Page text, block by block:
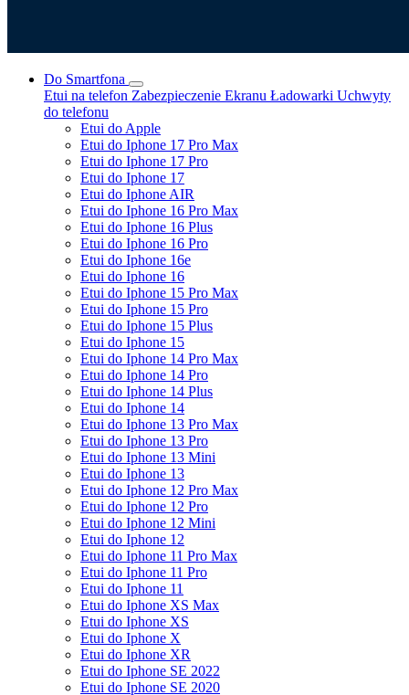
Do Smartfona
Etui na telefon Zabezpieczenie Ekranu Ładowarki Uchwyty
do telefonu
Etui do Apple
Etui do Iphone 17 Pro Max
Etui do Iphone 17 Pro
Etui do Iphone 17
Etui do Iphone AIR
Etui do Iphone 16 Pro Max
Etui do Iphone 16 Plus
Etui do Iphone 16 Pro
Etui do Iphone 16e
Etui do Iphone 16
Etui do Iphone 15 Pro Max
Etui do Iphone 15 Pro
Etui do Iphone 15 Plus
Etui do Iphone 15
Etui do Iphone 14 Pro Max
Etui do Iphone 14 Pro
Etui do Iphone 14 Plus
Etui do Iphone 14
Etui do Iphone 13 Pro Max
Etui do Iphone 13 Pro
Etui do Iphone 13 Mini
Etui do Iphone 13
Etui do Iphone 12 Pro Max
Etui do Iphone 12 Pro
Etui do Iphone 12 Mini
Etui do Iphone 12
Etui do Iphone 11 Pro Max
Etui do Iphone 11 Pro
Etui do Iphone 11
Etui do Iphone XS Max
Etui do Iphone XS
Etui do Iphone X
Etui do Iphone XR
Etui do Iphone SE 2022
Etui do Iphone SE 2020